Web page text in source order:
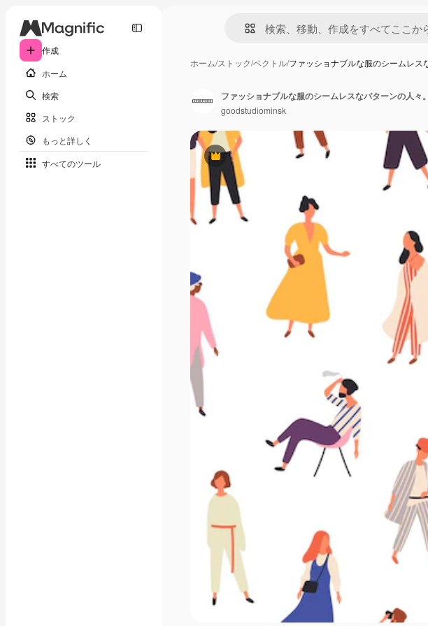
作成
ホーム
検索
ストック
もっと詳しく
すべてのツール
ホーム/ストック/ベクトル/ファッショナブルな服のシームレ
Premium
ファッショナブルな服のシームレスなパターンの人々。
goodstudiominsk